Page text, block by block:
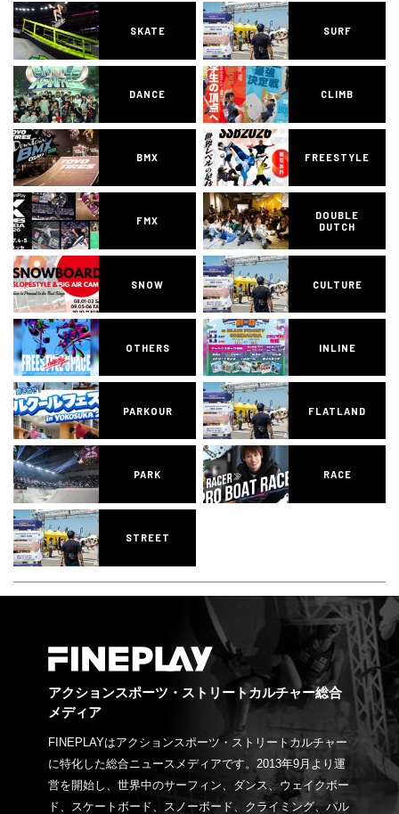
SKATE SURF
DANCE CLIMB
BMX FREESTYLE
FMX
DOUBLE
DUTCH
SNOW CULTURE
OTHERS INLINE
PARKOUR FLATLAND
PARK RACE
STREET
アクションスポーツ・ストリートカルチャー総合
メディア
FINEPLAYはアクションスポーツ・ストリートカルチャー
に特化した総合ニュースメディアです。2013年9月より運
営を開始し、世界中のサーフィン、ダンス、ウェイクボー
ド、スケートボード、スノーボード、クライミング、パル